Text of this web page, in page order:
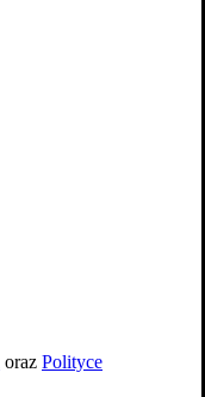
oraz Polityce